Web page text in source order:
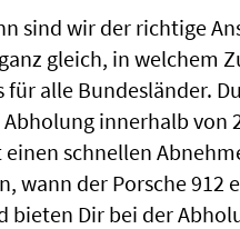
sind wir der richtige
gleich, in welchem
alle Bundesländer. Du
innerhalb von
schnellen
wann der Porsche 912
bieten Dir bei der